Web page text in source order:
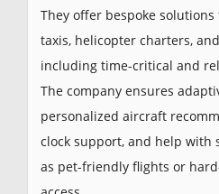
They offer bespoke
taxis, helicopter charters,
including time-critical and
The company ensures
personalized aircraft
clock support, and help with
as pet-friendly flights or